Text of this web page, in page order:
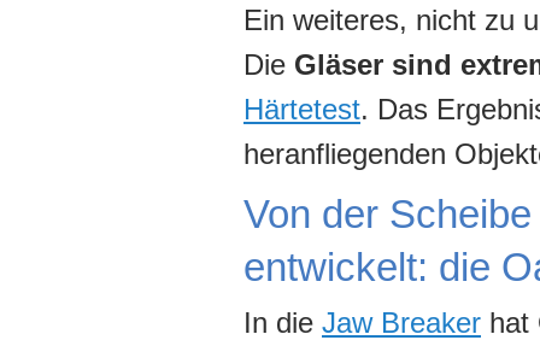
Ein weiteres, nicht zu
Die Gläser sind
Härtetest. Das
heranfliegenden
Von der
entwickelt: die
In die Jaw Breaker hat